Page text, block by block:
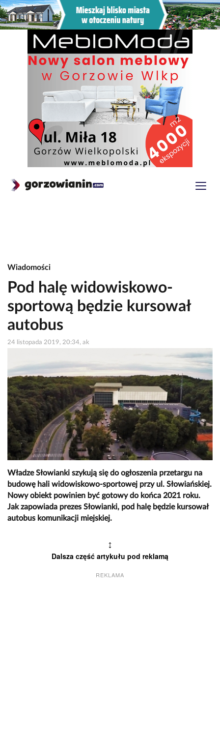
Wiadomości
Pod halę widowiskowo-
sportową będzie kursował
autobus
24 listopada 2019, 20:34, ak
Władze Słowianki szykują się do ogłoszenia przetargu na
budowę hali widowiskowo-sportowej przy ul. Słowiańskiej.
Nowy obiekt powinien być gotowy do końca 2021 roku.
Jak zapowiada prezes Słowianki, pod halę będzie kursował
autobus komunikacji miejskiej.
↕
Dalsza część artykułu pod reklamą
REKLAMA